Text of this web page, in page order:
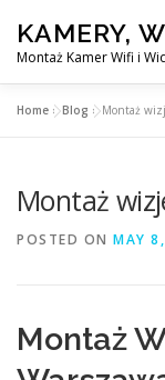
content
KAMERY,
Montaż Kamer Wifi i
MONTAŻ
KONTAKT
Home »Blog »Montaż
Montaż
POSTED ON MAY
Montaż